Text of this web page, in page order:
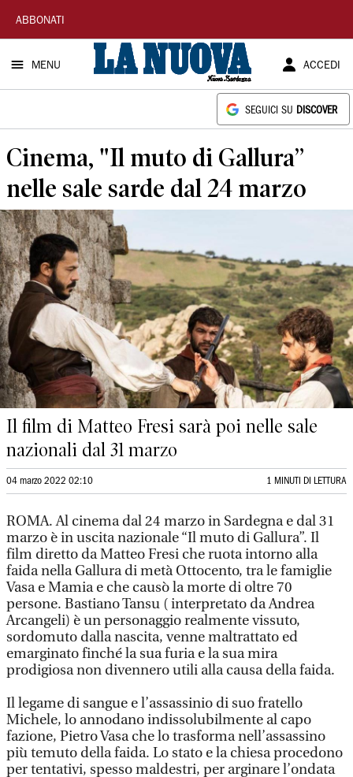
La
Nuova
Sardegna
ABBONATI
MENU ACCEDI
SEGUICI SU DISCOVER
Cinema, "Il muto di Gallura”
nelle sale sarde dal 24 marzo
Il film di Matteo Fresi sarà poi nelle sale
nazionali dal 31 marzo
04 marzo 2022 02:10 1 MINUTI DI LETTURA
ROMA. Al cinema dal 24 marzo in Sardegna e dal 31
marzo è in uscita nazionale “Il muto di Gallura”. Il
film diretto da Matteo Fresi che ruota intorno alla
faida nella Gallura di metà Ottocento, tra le famiglie
Vasa e Mamia e che causò la morte di oltre 70
persone. Bastiano Tansu ( interpretato da Andrea
Arcangeli) è un personaggio realmente vissuto,
sordomuto dalla nascita, venne maltrattato ed
emarginato finché la sua furia e la sua mira
prodigiosa non divennero utili alla causa della faida.
Il legame di sangue e l’assassinio di suo fratello
Michele, lo annodano indissolubilmente al capo
fazione, Pietro Vasa che lo trasforma nell’assassino
più temuto della faida. Lo stato e la chiesa procedono
per tentativi, spesso maldestri, per arginare l’ondata